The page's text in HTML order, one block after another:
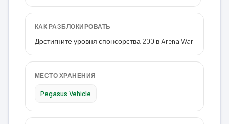
КАК РАЗБЛОКИРОВАТЬ
Достигните уровня спонсорства 200 в Arena War
МЕСТО ХРАНЕНИЯ
Pegasus Vehicle